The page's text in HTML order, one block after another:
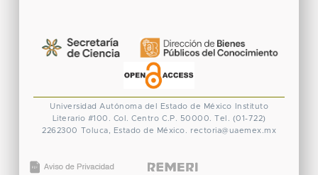
Universidad Autónoma del Estado de México
Instituto
Literario #100. Col. Centro C.P. 50000. Tel. (01-722)
2262300 Toluca, Estado de México. rectoria@uaemex.mx